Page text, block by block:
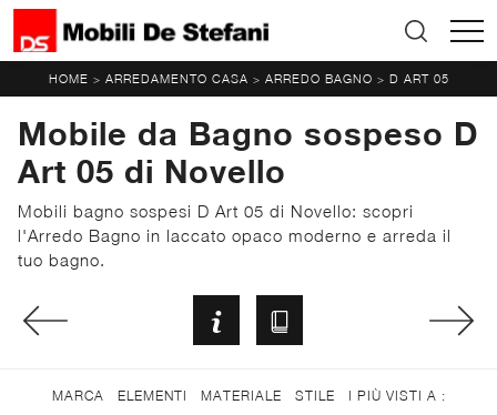
HOME > ARREDAMENTO CASA > ARREDO BAGNO > D ART 05
Mobile da Bagno sospeso D
Art 05 di Novello
Mobili bagno sospesi D Art 05 di Novello: scopri
l'Arredo Bagno in laccato opaco moderno e arreda il
tuo bagno.
MARCA ELEMENTI MATERIALE STILE I PIÙ VISTI A :